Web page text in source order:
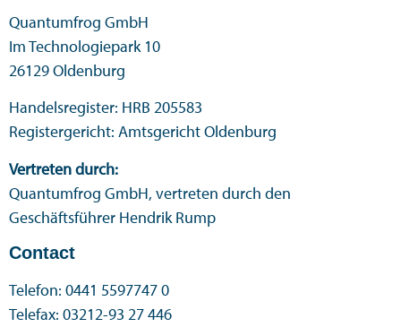
Quantumfrog GmbH
Im Technologiepark 10
26129 Oldenburg
Handelsregister: HRB 205583
Registergericht: Amtsgericht Oldenburg
Vertreten durch:
Quantumfrog GmbH, vertreten durch den
Geschäftsführer Hendrik Rump
Contact
Telefon: 0441 5597747 0
Telefax: 03212-93 27 446